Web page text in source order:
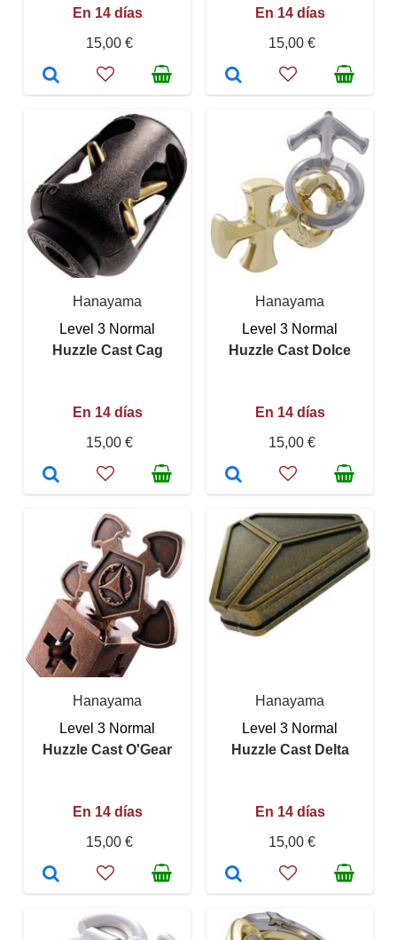
En 14 días
15,00 €
En 14 días
15,00 €
Hanayama
Level 3 Normal
Huzzle Cast Cag
En 14 días
15,00 €
Hanayama
Level 3 Normal
Huzzle Cast Dolce
En 14 días
15,00 €
Hanayama
Level 3 Normal
Huzzle Cast O'Gear
En 14 días
15,00 €
Hanayama
Level 3 Normal
Huzzle Cast Delta
En 14 días
15,00 €